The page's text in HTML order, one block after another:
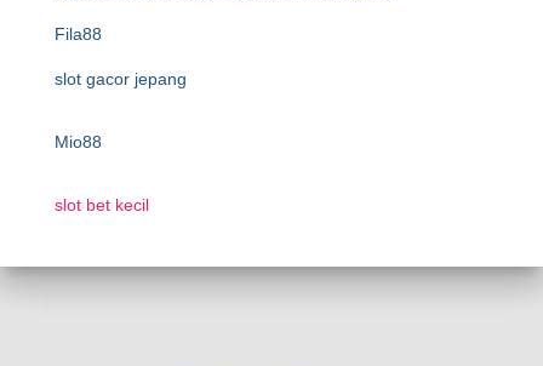
Fila88
slot gacor jepang
Mio88
slot bet kecil